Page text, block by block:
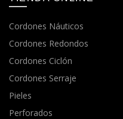
Cordones Náuticos
Cordones Redondos
Cordones Ciclón
Cordones Serraje
Pieles
Perforados